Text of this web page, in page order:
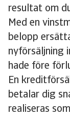
resultat om
Med en
belopp
nyförsäljning
hade före
En
betalar dig
realiseras